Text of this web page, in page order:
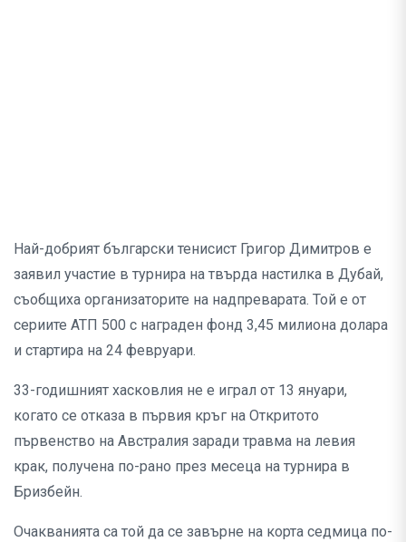
Най-добрият български тенисист Григор Димитров e
заявил участие в турнира на твърда настилка в Дубай,
съобщиха организаторите на надпреварата. Той е от
сериите АТП 500 с награден фонд 3,45 милиона долара
и стартира на 24 февруари.
33-годишният хасковлия не е играл от 13 януари,
когато се отказа в първия кръг на Откритото
първенство на Австралия заради травма на левия
крак, получена по-рано през месеца на турнира в
Бризбейн.
Очакванията са той да се завърне на корта седмица по-